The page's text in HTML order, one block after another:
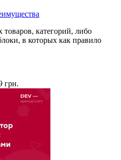
категорий, либо
в которых как правило
грн.